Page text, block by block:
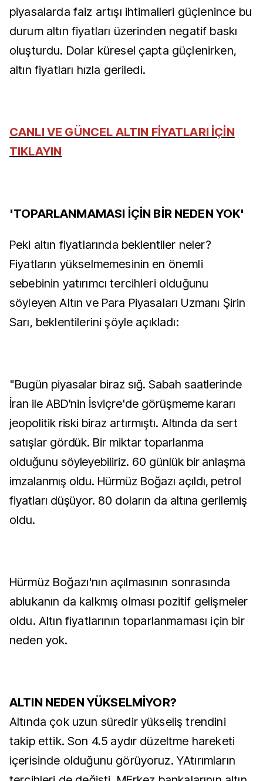
piyasalarda faiz artışı ihtimalleri güçlenince bu
durum altın fiyatları üzerinden negatif baskı
oluşturdu. Dolar küresel çapta güçlenirken,
altın fiyatları hızla geriledi.
CANLI VE GÜNCEL ALTIN FİYATLARI İÇİN
TIKLAYIN
'TOPARLANMAMASI İÇİN BİR NEDEN YOK'
Peki altın fiyatlarında beklentiler neler?
Fiyatların yükselmemesinin en önemli
sebebinin yatırımcı tercihleri olduğunu
söyleyen Altın ve Para Piyasaları Uzmanı Şirin
Sarı, beklentilerini şöyle açıkladı:
"Bugün piyasalar biraz sığ. Sabah saatlerinde
İran ile ABD'nin İsviçre'de görüşmeme kararı
jeopolitik riski biraz artırmıştı. Altında da sert
satışlar gördük. Bir miktar toparlanma
olduğunu söyleyebiliriz. 60 günlük bir anlaşma
imzalanmış oldu. Hürmüz Boğazı açıldı, petrol
fiyatları düşüyor. 80 doların da altına gerilemiş
oldu.
Hürmüz Boğazı'nın açılmasının sonrasında
ablukanın da kalkmış olması pozitif gelişmeler
oldu. Altın fiyatlarının toparlanmaması için bir
neden yok.
ALTIN NEDEN YÜKSELMİYOR?
Altında çok uzun süredir yükseliş trendini
takip ettik. Son 4.5 aydır düzeltme hareketi
içerisinde olduğunu görüyoruz. YAtırımların